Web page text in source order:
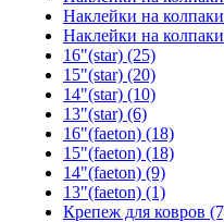
Наклейки на
Наклейки на
16"(star) (25)
15"(star) (20)
14"(star) (10)
13"(star) (6)
16"(faeton) (18)
15"(faeton) (18)
14"(faeton) (9)
13"(faeton) (1)
Крепеж для ковров